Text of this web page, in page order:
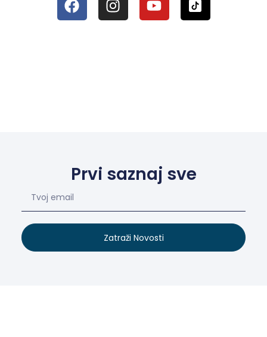
Prvi saznaj sve
Zatraži Novosti